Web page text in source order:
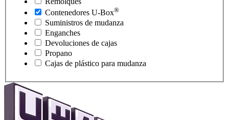
Contenedores U-Box®
Suministros de mudanza
Enganches
Devoluciones de cajas
Propano
Cajas de plástico para mudanza